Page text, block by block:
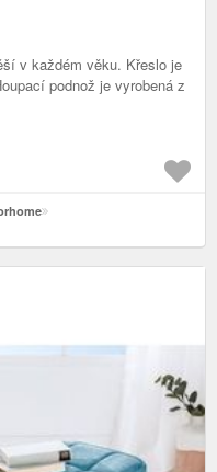
v každém věku. Křeslo je
podnož je vyrobená z